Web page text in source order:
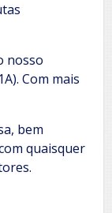
nosso
Com mais
bem
quaisquer